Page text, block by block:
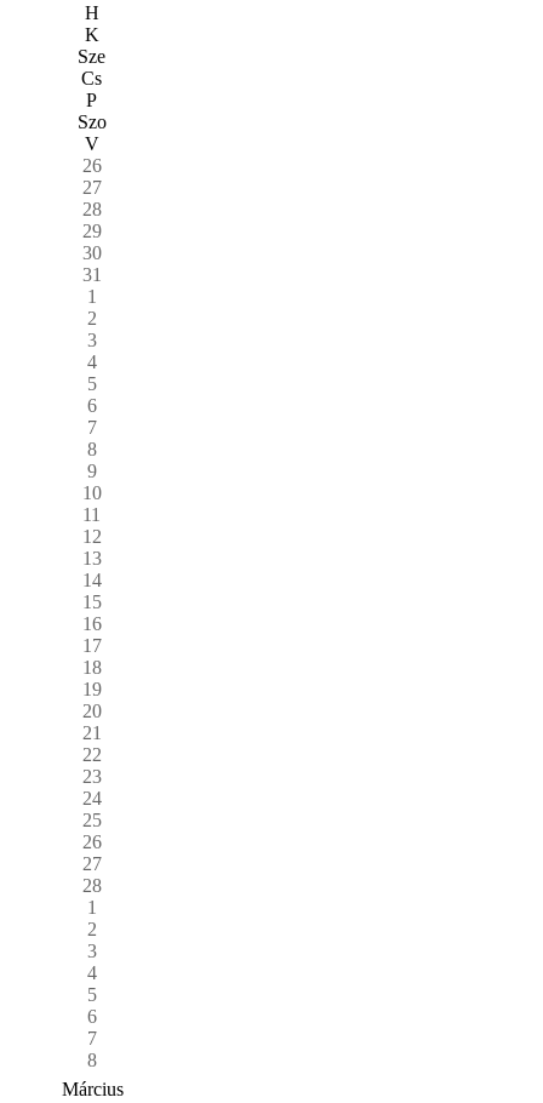
H
K
Sze
Cs
P
Szo
V
26
27
28
29
30
31
1
2
3
4
5
6
7
8
9
10
11
12
13
14
15
16
17
18
19
20
21
22
23
24
25
26
27
28
1
2
3
4
5
6
7
8
Március